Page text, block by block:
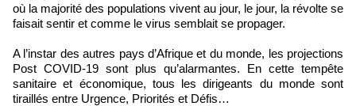
où la majorité des populations vivent au jour, le jour, la révolte se
faisait sentir et comme le virus semblait se propager.
A l’instar des autres pays d’Afrique et du monde, les projections
Post COVID-19 sont plus qu’alarmantes. En cette tempête
sanitaire et économique, tous les dirigeants du monde sont
tiraillés entre Urgence, Priorités et Défis…